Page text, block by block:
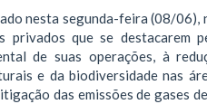
nesta segunda-feira (08/06),
que se destacarem
de suas operações, à
e da biodiversidade nas
das emissões de gases